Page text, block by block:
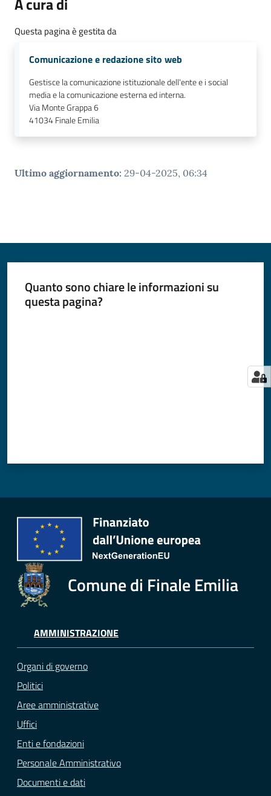
Questa pagina è gestita da
Comunicazione e redazione sito web
Gestisce la comunicazione istituzionale dell'ente e i social
media e la comunicazione esterna ed interna.
Via Monte Grappa 6
41034Finale Emilia
Ultimo aggiornamento: 29-04-2025, 06:34
Quanto sono chiare le informazioni su
questa pagina?
Comune di Finale Emilia
AMMINISTRAZIONE
Organi di governo
Politici
Aree amministrative
Uffici
Enti e fondazioni
Personale Amministrativo
Documenti e dati